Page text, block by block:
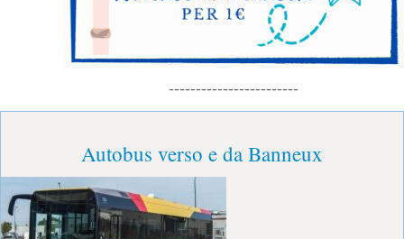
------------------------
Autobus verso e da Banneux